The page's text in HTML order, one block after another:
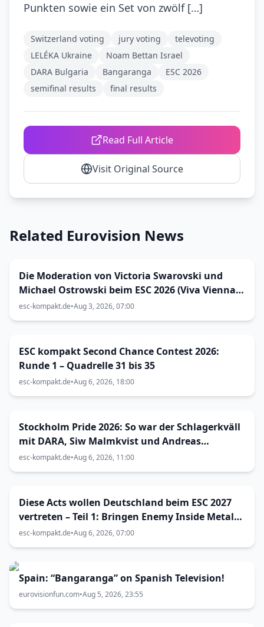
Punkten sowie ein Set von zwölf […]
Switzerland voting jury voting
televoting
LELÉKA Ukraine
Noam Bettan Israel
DARA Bulgaria
Bangaranga
ESC 2026
semifinal results
final results
Read Full Article
Visit Original Source
Related Eurovision News
Die Moderation von Victoria Swarovski und
Michael Ostrowski beim ESC 2026 (Viva Vienna
31)
esc-kompakt.de•Aug 3, 2026, 07:00
ESC kompakt Second Chance Contest 2026:
Runde 1 – Quadrelle 31 bis 35
esc-kompakt.de•Aug 6, 2026, 18:00
Stockholm Pride 2026: So war der Schlagerkväll
mit DARA, Siw Malmkvist und Andreas
Lundstedt
esc-kompakt.de•Aug 6, 2026, 11:00
Diese Acts wollen Deutschland beim ESC 2027
vertreten – Teil 1: Bringen Enemy Inside Metal
zum Vorentscheid?
esc-kompakt.de•Aug 6, 2026, 07:00
Spain: “Bangaranga” on Spanish Television!
eurovisionfun.com•Aug 5, 2026, 23:55